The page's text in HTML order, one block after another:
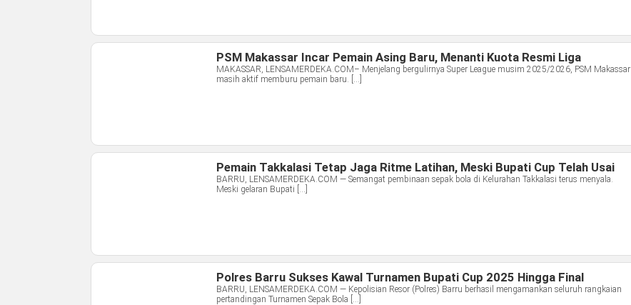
PSM Makassar Incar Pemain Asing Baru, Menanti Kuota Resmi Liga
MAKASSAR, LENSAMERDEKA.COM– Menjelang bergulirnya Super League musim 2025/2026, PSM Makassar
masih aktif memburu pemain baru. […]
Pemain Takkalasi Tetap Jaga Ritme Latihan, Meski Bupati Cup Telah Usai
BARRU, LENSAMERDEKA.COM — Semangat pembinaan sepak bola di Kelurahan Takkalasi terus menyala.
Meski gelaran Bupati […]
Polres Barru Sukses Kawal Turnamen Bupati Cup 2025 Hingga Final
BARRU, LENSAMERDEKA.COM — Kepolisian Resor (Polres) Barru berhasil mengamankan seluruh rangkaian
pertandingan Turnamen Sepak Bola […]